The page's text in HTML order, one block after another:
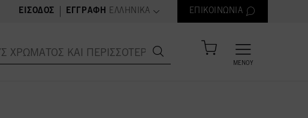
ΕΊΣΟΔΟΣ ΕΓΓΡΑΦΉ
text.language
ΕΛΛΗΝΙΚΆ ΕΠΙΚΟΙΝΩΝΊΑ
ΜΕΝΟΎ